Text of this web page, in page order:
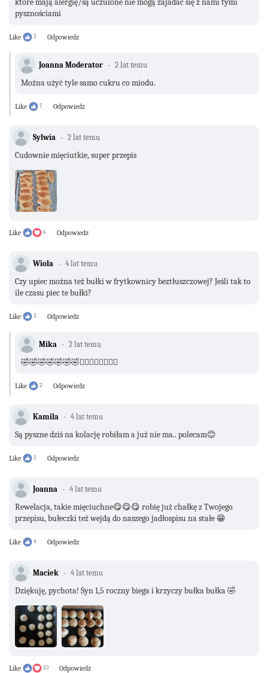
pysznościami
Like 3 Odpowiedz
Joanna Moderator 2 lat temu
Można użyć tyle samo cukru co miodu.
Like 7 Odpowiedz
Sylwia 2 lat temu
Cudownie mięciutkie, super przepis
Like 6 Odpowiedz
Wiola 4 lat temu
Czy upiec można też bułki w frytkownicy beztłuszczowej? Jeśli tak to
ile czasu piec te bułki?
Like 3 Odpowiedz
Mika 2 lat temu
🤣🤣🤣🤣🤣🤣🤣🤦‍♀️🤦‍♀️🤦‍♀️🤦‍♀️
Like 2 Odpowiedz
Kamila 4 lat temu
Są pyszne dziś na kolację robiłam a już nie ma.. polecam😊
Like 3 Odpowiedz
Joanna 4 lat temu
Rewelacja, takie mięciuchne😋😋😋 robię już chałkę z Twojego
przepisu, bułeczki też wejdą do naszego jadłospisu na stałe 😁
Like 4 Odpowiedz
Maciek 4 lat temu
Dziękuję, pychota! Syn 1,5 roczny biega i krzyczy bułka bułka 🤣
Like 10 Odpowiedz